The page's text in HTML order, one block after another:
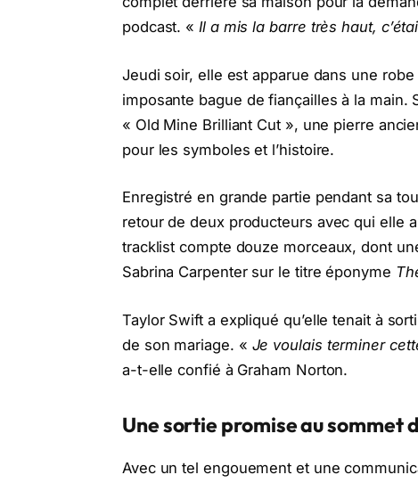
podcast. «Il a mis la barre très haut,
Jeudi soir, elle est apparue dans une
imposante bague de fiançailles à la main.
« Old Mine Brilliant Cut », une pierre
pour les symboles et l’histoire.
Enregistré en grande partie pendant sa
retour de deux producteurs avec qui elle
tracklist compte douze morceaux, dont
Sabrina Carpenter sur le titre éponyme
Taylor Swift a expliqué qu’elle tenait à
de son mariage. « Je voulais terminer
a-t-elle confié à Graham Norton.
Une sortie promise au sommet
Avec un tel engouement et une